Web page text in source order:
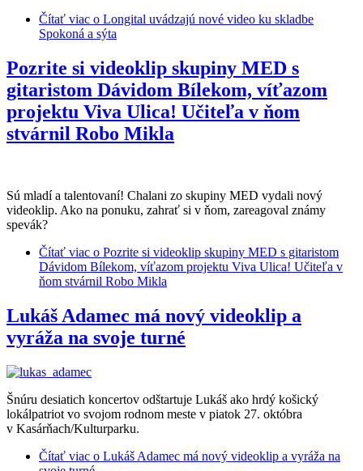
Čítať viac o Longital uvádzajú nové video ku skladbe
Spokoná a sýta
Pozrite si videoklip skupiny MED s
gitaristom Dávidom Bílekom, víťazom
projektu Viva Ulica! Učiteľa v ňom
stvárnil Robo Mikla
Sú mladí a talentovaní! Chalani zo skupiny MED vydali nový
videoklip. Ako na ponuku, zahrať si v ňom, zareagoval známy
spevák?
Čítať viac o Pozrite si videoklip skupiny MED s gitaristom
Dávidom Bílekom, víťazom projektu Viva Ulica! Učiteľa v
ňom stvárnil Robo Mikla
Lukáš Adamec má nový videoklip a
vyráža na svoje turné
Šnúru desiatich koncertov odštartuje Lukáš ako hrdý košický
lokálpatriot vo svojom rodnom meste v piatok 27. októbra
v Kasárňach/Kulturparku.
Čítať viac o Lukáš Adamec má nový videoklip a vyráža na